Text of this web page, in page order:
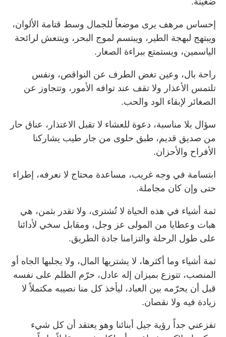
إحساس مرهف يرى موضعاً للجمال وسط قتامة الألوان،
ويبتهج لبهجة الطير، ويبتسم لموج البحر، وينتعش لرائحة
الياسمين، ويستمتع ببراءة الصغار.
راحة بال، وعين تغض الطرف عن النواقص، ونفس
تلتمس الأعذار ولا تقف عند توافه الأمور، وتتجاوز عن
الصغائر لإبقاء الود والحب.
سؤال بلا مناسبة، دعوة للعشاء لا تقبل الاعتذار، عناق حار
من صديق قديم، طبق حلوى من جار طيب يشاركنا
الأفراح والأحزان.
ابتسامة في وجه غريب، مساعدة محتاج لا نعرفه، إطراء
حتى وإن كان مجاملة.
ثمة أشياء في هذه الحياة لا تُشترى، ولا تقدر بثمن، هي
هبات وعطايا من المولى عز وجل، ومقابل سخي لأدائنا
على طول الرحلة والتزامنا جادة الطريق.
ثمة أشياء وما أكثرها، لا يشتريها المال، ولا يجلبها الجاه أو
المنصب، تتوزع بميزان إله عادل، حرّم الظلم على نفسه
قبل أن يحرّمه بين العباد، ليأخذ كل منا نصيبه مكتملاً لا
زيادة فيه ولا نقصان.
تفزعني جداً رؤية جيل أبنائنا وهو يعتقد أن كل شيء